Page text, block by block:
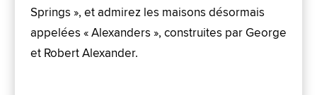
Springs », et admirez les maisons désormais
appelées « Alexanders », construites par George
et Robert Alexander.